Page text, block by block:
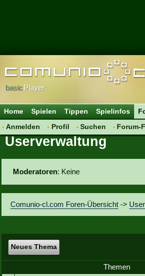
basicPlayer
Home Spielen Tippen Spielinfos
Anmelden
Profil Suchen Forum-
Userverwaltung
Moderatoren: Keine
Comunio-cl.com Foren-Übersicht ->
Neues Thema
Themen